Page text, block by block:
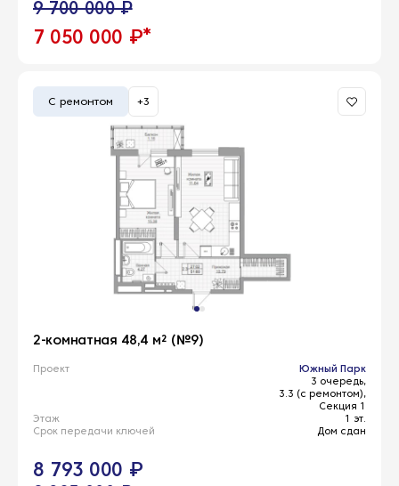
9 700 000 ₽
7 050 000 ₽*
С ремонтом +3
2-комнатная 48,4 м² (№9)
Проект
Южный Парк
3 очередь,
3.3 (с ремонтом),
Секция 1
Этаж
1 эт.
Срок передачи ключей
Дом сдан
8 793 000 ₽